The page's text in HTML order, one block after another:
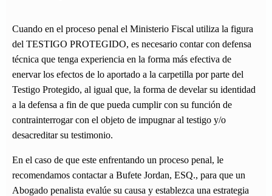
Cuando en el proceso penal el Ministerio Fiscal utiliza la figura
del TESTIGO PROTEGIDO, es necesario contar con defensa
técnica que tenga experiencia en la forma más efectiva de
enervar los efectos de lo aportado a la carpetilla por parte del
Testigo Protegido, al igual que, la forma de develar su identidad
a la defensa a fin de que pueda cumplir con su función de
contrainterrogar con el objeto de impugnar al testigo y/o
desacreditar su testimonio.
En el caso de que este enfrentando un proceso penal, le
recomendamos contactar a Bufete Jordan, ESQ., para que un
Abogado penalista evalúe su causa y establezca una estrategia